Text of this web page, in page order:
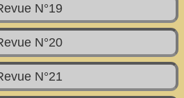
N°19
N°20
N°21